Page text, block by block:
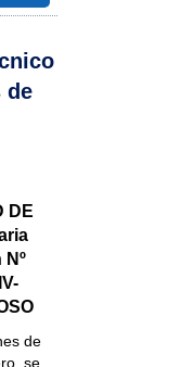
de
DE
Nº
de
se